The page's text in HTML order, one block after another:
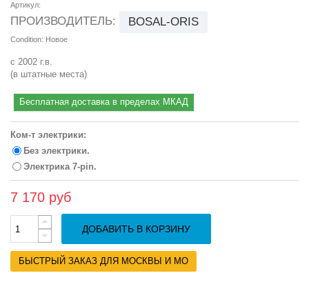
Артикул:
ПРОИЗВОДИТЕЛЬ: BOSAL-ORIS
Condition: Новое
с 2002 г.в.
(в штатные места)
Бесплатная доставка в пределах МКАД
Ком-т электрики:
Без электрики.
Электрика 7-pin.
7 170 руб
ДОБАВИТЬ В КОРЗИНУ
БЫСТРЫЙ ЗАКАЗ ДЛЯ МОСКВЫ И МО